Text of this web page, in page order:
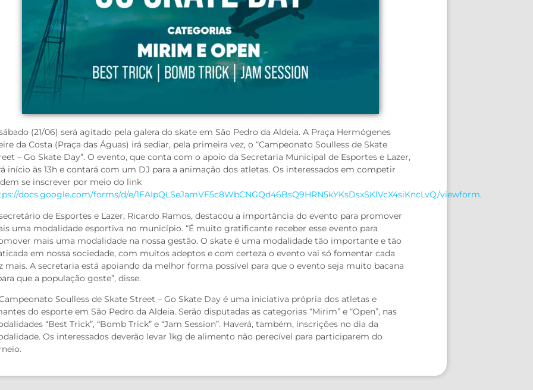
(21/06) será agitado pela galera do skate em São Pedro da Aldeia. A Praça Hermógenes
da Costa (Praça das Águas) irá sediar, pela primeira vez, o “Campeonato Soulless de Skate
– Go Skate Day”. O evento, que conta com o apoio da Secretaria Municipal de Esportes e Lazer,
início às 13h e contará com um DJ para a animação dos atletas. Os interessados em competir
se inscrever por meio do link
docs.google.com/forms/d/e/1FAIpQLSeJamVF5c8WbCNGQd46BsQ9HRN5kYKsDsxSKlVcX4siKncLvQ/viewform.
de Esportes e Lazer, Ricardo Ramos, destacou a importância do evento para promover
uma modalidade esportiva no município. “É muito gratificante receber esse evento para
mais uma modalidade na nossa gestão. O skate é uma modalidade tão importante e tão
em nossa sociedade, com muitos adeptos e com certeza o evento vai só fomentar cada
mais. A secretaria está apoiando da melhor forma possível para que o evento seja muito bacana
que a população goste”, disse.
Soulless de Skate Street – Go Skate Day é uma iniciativa própria dos atletas e
do esporte em São Pedro da Aldeia. Serão disputadas as categorias “Mirim” e “Open”, nas
“Best Trick”, “Bomb Trick” e “Jam Session”. Haverá, também, inscrições no dia da
Os interessados deverão levar 1kg de alimento não perecível para participarem do